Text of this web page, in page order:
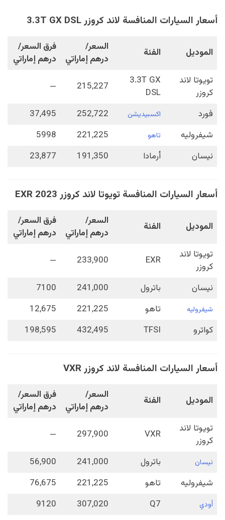
أسعار السيارات المنافسة لاند كروزر 3.3T GX DSL
الموديل الفئة
السعر/
درهم إماراتي
فرق السعر/
درهم إماراتي
تويوتا لاند
كروزر
3.3T GX
DSL
215,227
—
فورد اكسبيديشن 252,722
37,495
شيفروليه
تاهو 221,225
5998
نيسان
أرمادا 191,350
23,877
أسعار السيارات المنافسة تويوتا لاند كروزر EXR 2023
الموديل الفئة
السعر/
درهم إماراتي
فرق السعر/
درهم إماراتي
تويوتا لاند
كروزر
EXR
233,900
—
نيسان باترول 241,000
7100
شيفروليه تاهو 221,225
12,675
كواترو
TFSI
432,495
198,595
أسعار السيارات المنافسة لاند كروزر VXR
الموديل الفئة
السعر/
درهم إماراتي
فرق السعر/
درهم إماراتي
تويوتا لاند
كروزر
VXR
297,900
—
نيسان باترول 241,000
56,900
شيفروليه
تاهو 221,225
76,675
أودي Q7
307,020
9120